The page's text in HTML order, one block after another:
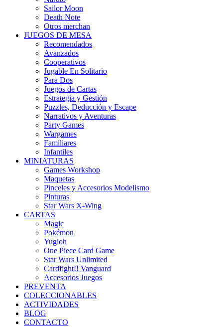
Sailor Moon
Death Note
Otros merchan
JUEGOS DE MESA
Recomendados
Avanzados
Cooperativos
Jugable En Solitario
Para Dos
Juegos de Cartas
Estrategia y Gestión
Puzzles, Deducción y Escape
Narrativos y Aventuras
Party Games
Wargames
Familiares
Infantiles
MINIATURAS
Games Workshop
Maquetas
Pinceles y Accesorios Modelismo
Pinturas
Star Wars X-Wing
CARTAS
Magic
Pokémon
Yugioh
One Piece Card Game
Star Wars Unlimited
Cardfight!! Vanguard
Accesorios Juegos
PREVENTA
COLECCIONABLES
ACTIVIDADES
BLOG
CONTACTO